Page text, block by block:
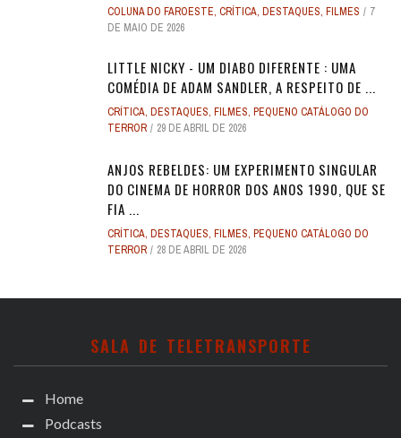
COLUNA DO FAROESTE, CRÍTICA, DESTAQUES, FILMES
7
DE MAIO DE 2026
LITTLE NICKY - UM DIABO DIFERENTE : UMA
COMÉDIA DE ADAM SANDLER, A RESPEITO DE ...
CRÍTICA, DESTAQUES, FILMES, PEQUENO CATÁLOGO DO
TERROR
29 DE ABRIL DE 2026
ANJOS REBELDES: UM EXPERIMENTO SINGULAR
DO CINEMA DE HORROR DOS ANOS 1990, QUE SE
FIA ...
CRÍTICA, DESTAQUES, FILMES, PEQUENO CATÁLOGO DO
TERROR
28 DE ABRIL DE 2026
SALA DE TELETRANSPORTE
Home
Podcasts